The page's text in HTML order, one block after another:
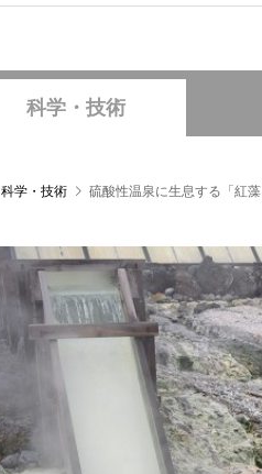
科学・技術
科学・技術 硫酸性温泉に生息する「紅